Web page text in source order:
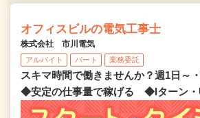
オフィスビルの電気工事士
株式会社 市川電気
アルバイト パート 業務委託
スキマ時間で働きませんか？週1日～
◆安定の仕事量で稼げる ◆Iターン・